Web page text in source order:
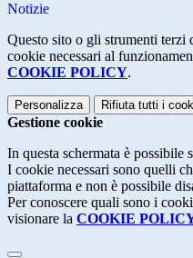
Notizie
Questo sito o gli strumenti terzi
cookie necessari al
COOKIE POLICY.
Personalizza Rifiuta tutti i
Gestione cookie
In questa schermata è possibile
I cookie necessari sono quelli
piattaforma e non è possibile
Per conoscere quali sono i
visionare la COOKIE